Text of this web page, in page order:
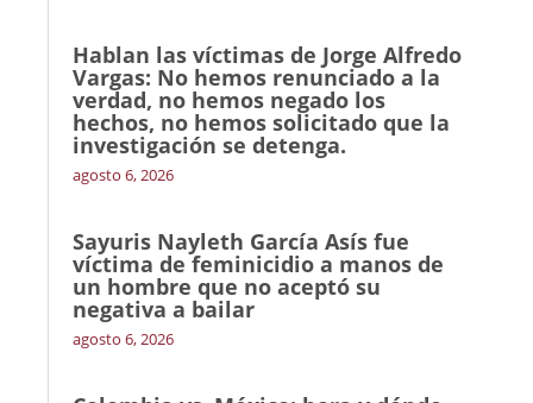
Hablan las víctimas de Jorge Alfredo
Vargas: No hemos renunciado a la
verdad, no hemos negado los
hechos, no hemos solicitado que la
investigación se detenga.
agosto 6, 2026
Sayuris Nayleth García Asís fue
víctima de feminicidio a manos de
un hombre que no aceptó su
negativa a bailar
agosto 6, 2026